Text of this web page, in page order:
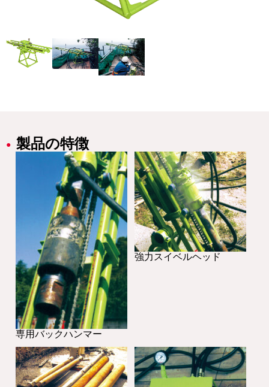
製品の特徴
専用バックハンマー
強力スイベルヘッド